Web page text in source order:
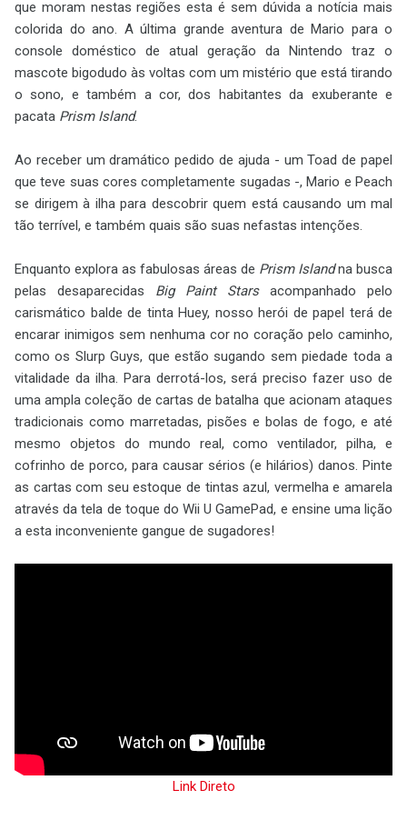
que moram nestas regiões esta é sem dúvida a notícia mais
colorida do ano. A última grande aventura de Mario para o
console doméstico de atual geração da Nintendo traz o
mascote bigodudo às voltas com um mistério que está tirando
o sono, e também a cor, dos habitantes da exuberante e
pacata Prism Island.
Ao receber um dramático pedido de ajuda - um Toad de papel
que teve suas cores completamente sugadas -, Mario e Peach
se dirigem à ilha para descobrir quem está causando um mal
tão terrível, e também quais são suas nefastas intenções.
Enquanto explora as fabulosas áreas de Prism Islandna busca
pelas desaparecidas Big Paint Starsacompanhado pelo
carismático balde de tinta Huey, nosso herói de papel terá de
encarar inimigos sem nenhuma cor no coração pelo caminho,
como os Slurp Guys, que estão sugando sem piedade toda a
vitalidade da ilha. Para derrotá-los, será preciso fazer uso de
uma ampla coleção de cartas de batalha que acionam ataques
tradicionais como marretadas, pisões e bolas de fogo, e até
mesmo objetos do mundo real, como ventilador, pilha, e
cofrinho de porco, para causar sérios (e hilários) danos. Pinte
as cartas com seu estoque de tintas azul, vermelha e amarela
através da tela de toque do Wii U GamePad, e ensine uma lição
a esta inconveniente gangue de sugadores!
Link Direto